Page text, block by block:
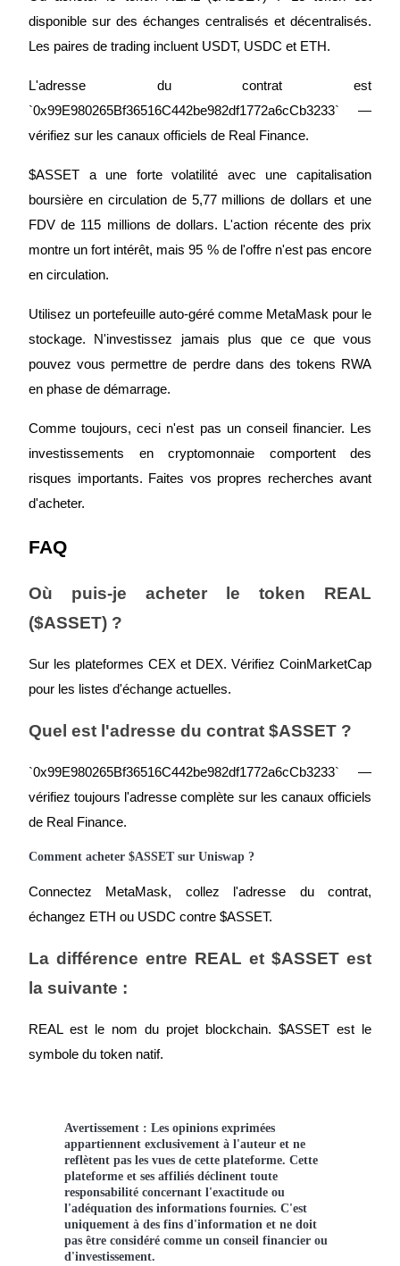
disponible sur des échanges centralisés et décentralisés.
Les paires de trading incluent USDT, USDC et ETH.
L'adresse du contrat est
`0x99E980265Bf36516C442be982df1772a6cCb3233` —
vérifiez sur les canaux officiels de Real Finance.
$ASSET a une forte volatilité avec une capitalisation
boursière en circulation de 5,77 millions de dollars et une
FDV de 115 millions de dollars. L'action récente des prix
montre un fort intérêt, mais 95 % de l'offre n'est pas encore
en circulation.
Utilisez un portefeuille auto-géré comme MetaMask pour le
stockage. N'investissez jamais plus que ce que vous
pouvez vous permettre de perdre dans des tokens RWA
en phase de démarrage.
Comme toujours, ceci n'est pas un conseil financier. Les
investissements en cryptomonnaie comportent des
risques importants. Faites vos propres recherches avant
d'acheter.
FAQ
Où puis-je acheter le token REAL
($ASSET) ?
Sur les plateformes CEX et DEX. Vérifiez CoinMarketCap
pour les listes d'échange actuelles.
Quel est l'adresse du contrat $ASSET ?
`0x99E980265Bf36516C442be982df1772a6cCb3233` —
vérifiez toujours l'adresse complète sur les canaux officiels
de Real Finance.
Comment acheter $ASSET sur Uniswap ?
Connectez MetaMask, collez l'adresse du contrat,
échangez ETH ou USDC contre $ASSET.
La différence entre REAL et $ASSET est
la suivante :
REAL est le nom du projet blockchain. $ASSET est le
symbole du token natif.
Avertissement : Les opinions exprimées
appartiennent exclusivement à l'auteur et ne
reflètent pas les vues de cette plateforme. Cette
plateforme et ses affiliés déclinent toute
responsabilité concernant l'exactitude ou
l'adéquation des informations fournies. C'est
uniquement à des fins d'information et ne doit
pas être considéré comme un conseil financier ou
d'investissement.